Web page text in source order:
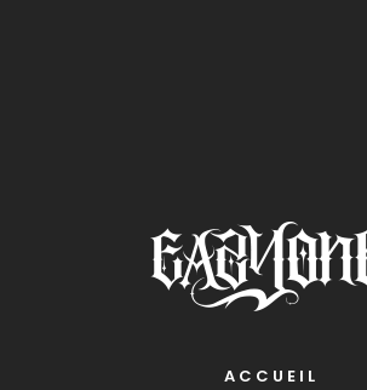
ACCUEIL